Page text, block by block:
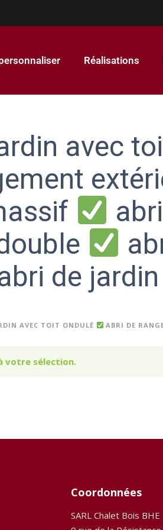
Réalisations
avec
de
AVEC TOIT ONDULÉ ABRI DE
votre sélection.
Coordonnées
SARL Chalet Bois BHE